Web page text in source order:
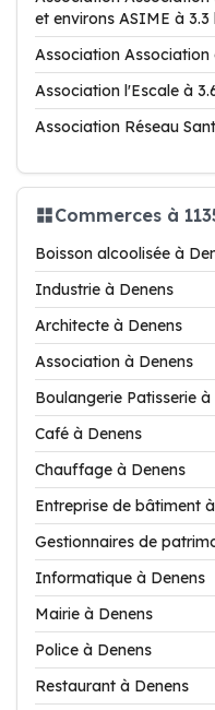
et environs ASIME à 3.3
Association Association
Association l'Escale à
Association Réseau
Commerces à
Boisson alcoolisée à
Industrie à Denens
Architecte à Denens
Association à Denens
Boulangerie Patisserie à
Café à Denens
Chauffage à Denens
Entreprise de bâtiment
Gestionnaires de
Informatique à Denens
Mairie à Denens
Police à Denens
Restaurant à Denens